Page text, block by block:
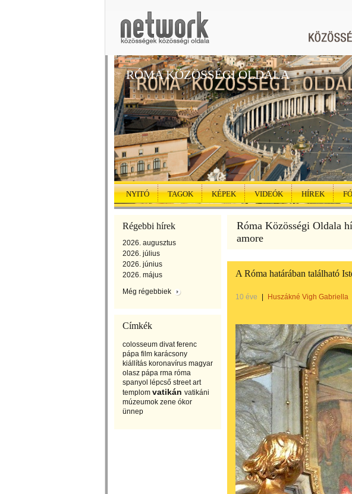
RÓMA KÖZÖSSÉGI OLDALA
NYITÓ TAGOK KÉPEK VIDEÓK HÍREK
Régebbi hírek
2026. augusztus
2026. július
2026. június
2026. május
Még régebbiek
Címkék
colosseum divat ferenc
pápa film karácsony
kiállítás koronavírus magyar
olasz pápa rma róma
spanyol lépcső street art
templom vatikán vatikáni
múzeumok zene ókor
ünnep
Róma Közösségi Oldala
amore
A Róma határában található
10 éve Huszákné Vigh Gabriella